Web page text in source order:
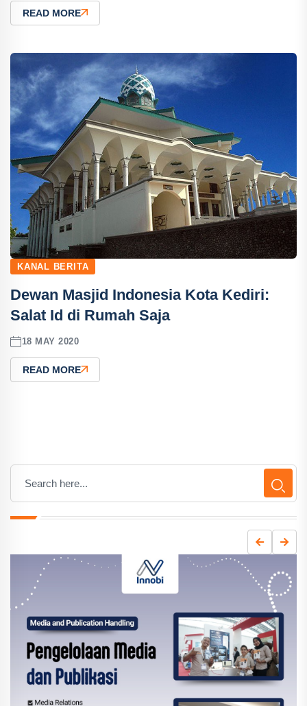
READ MORE
KANAL BERITA
Dewan Masjid Indonesia Kota Kediri:
Salat Id di Rumah Saja
18 MAY 2020
READ MORE